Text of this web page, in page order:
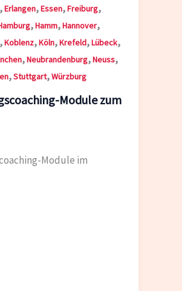
,Erlangen,Essen,Freiburg,
,Hamm,Hannover,
,Koblenz,Köln,Krefeld,Lübeck,
,Neubrandenburg,Neuss,
,Stuttgart,Würzburg
Module zum
Module im